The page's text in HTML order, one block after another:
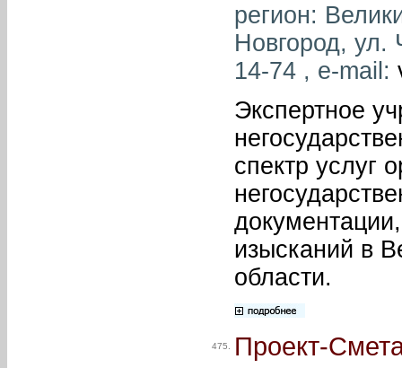
регион:
Новгород, ул.
14-74 , e-mail:
Экспертное
спектр услуг
изысканий в
области.
475. Проект-